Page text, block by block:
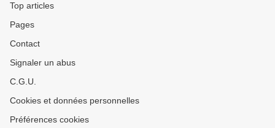
Top articles
Pages
Contact
Signaler un abus
C.G.U.
Cookies et données personnelles
Préférences cookies